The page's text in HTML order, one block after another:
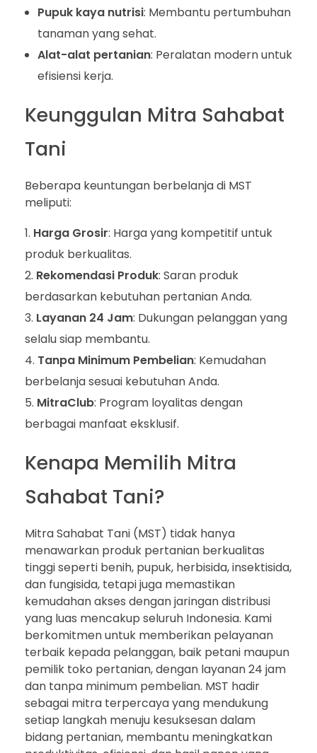
Pupuk kaya nutrisi: Membantu pertumbuhan
tanaman yang sehat.
Alat-alat pertanian: Peralatan modern untuk
efisiensi kerja.
Keunggulan Mitra Sahabat
Tani
Beberapa keuntungan berbelanja di MST
meliputi:
Harga Grosir: Harga yang kompetitif untuk
produk berkualitas.
Rekomendasi Produk: Saran produk
berdasarkan kebutuhan pertanian Anda.
Layanan 24 Jam: Dukungan pelanggan yang
selalu siap membantu.
Tanpa Minimum Pembelian: Kemudahan
berbelanja sesuai kebutuhan Anda.
MitraClub: Program loyalitas dengan
berbagai manfaat eksklusif.
Kenapa Memilih Mitra
Sahabat Tani?
Mitra Sahabat Tani (MST) tidak hanya
menawarkan produk pertanian berkualitas
tinggi seperti benih, pupuk, herbisida, insektisida,
dan fungisida, tetapi juga memastikan
kemudahan akses dengan jaringan distribusi
yang luas mencakup seluruh Indonesia. Kami
berkomitmen untuk memberikan pelayanan
terbaik kepada pelanggan, baik petani maupun
pemilik toko pertanian, dengan layanan 24 jam
dan tanpa minimum pembelian. MST hadir
sebagai mitra terpercaya yang mendukung
setiap langkah menuju kesuksesan dalam
bidang pertanian, membantu meningkatkan